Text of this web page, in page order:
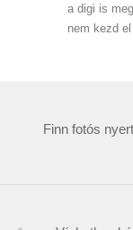
a digi is
nem kezd el
Finn fotós